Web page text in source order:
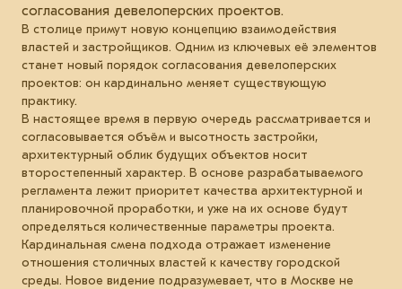
согласования девелоперских проектов.
В столице примут новую концепцию взаимодействия
властей и застройщиков. Одним из ключевых её элементов
станет новый порядок согласования девелоперских
проектов: он кардинально меняет существующую
практику.
В настоящее время в первую очередь рассматривается и
согласовывается объём и высотность застройки,
архитектурный облик будущих объектов носит
второстепенный характер. В основе разрабатываемого
регламента лежит приоритет качества архитектурной и
планировочной проработки, и уже на их основе будут
определяться количественные параметры проекта.
Кардинальная смена подхода отражает изменение
отношения столичных властей к качеству городской
среды. Новое видение подразумевает, что в Москве не